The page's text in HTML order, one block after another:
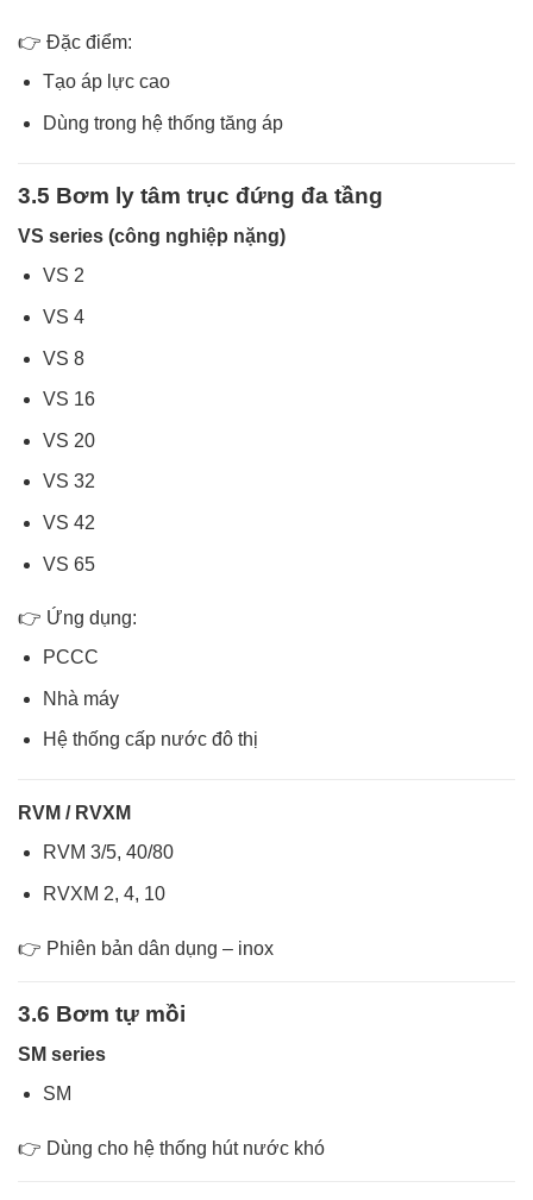
👉 Đặc điểm:
Tạo áp lực cao
Dùng trong hệ thống tăng áp
3.5 Bơm ly tâm trục đứng đa tầng
VS series (công nghiệp nặng)
VS 2
VS 4
VS 8
VS 16
VS 20
VS 32
VS 42
VS 65
👉 Ứng dụng:
PCCC
Nhà máy
Hệ thống cấp nước đô thị
RVM / RVXM
RVM 3/5, 40/80
RVXM 2, 4, 10
👉 Phiên bản dân dụng – inox
3.6 Bơm tự mồi
SM series
SM
👉 Dùng cho hệ thống hút nước khó